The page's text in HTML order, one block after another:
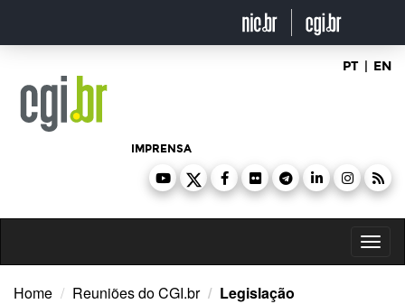
o
PT | EN
IMPRENSA
Home Reuniões do CGI.br Legislação